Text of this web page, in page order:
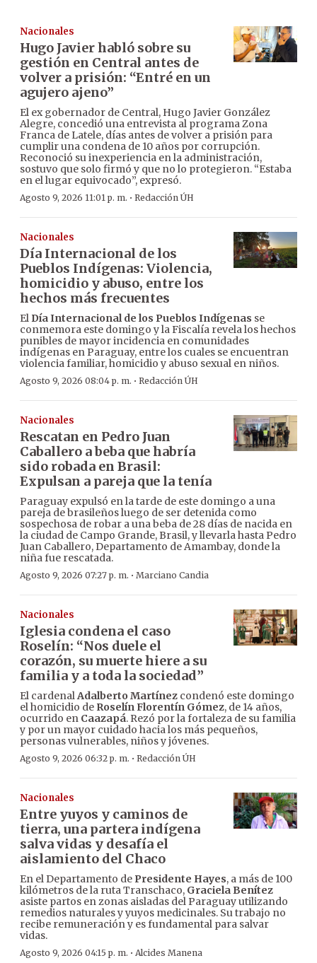
Nacionales
Hugo Javier habló sobre su
gestión en Central antes de
volver a prisión: “Entré en un
agujero ajeno”
El ex gobernador de Central, Hugo Javier González
Alegre, concedió una entrevista al programa Zona
Franca de Latele, días antes de volver a prisión para
cumplir una condena de 10 años por corrupción.
Reconoció su inexperiencia en la administración,
sostuvo que solo firmó y que no lo protegieron. “Estaba
en el lugar equivocado”, expresó.
Agosto 9, 2026 11:01 p. m. · Redacción ÚH
Nacionales
Día Internacional de los
Pueblos Indígenas: Violencia,
homicidio y abuso, entre los
hechos más frecuentes
El Día Internacional de los Pueblos Indígenas se
conmemora este domingo y la Fiscalía revela los hechos
punibles de mayor incidencia en comunidades
indígenas en Paraguay, entre los cuales se encuentran
violencia familiar, homicidio y abuso sexual en niños.
Agosto 9, 2026 08:04 p. m. · Redacción ÚH
Nacionales
Rescatan en Pedro Juan
Caballero a beba que habría
sido robada en Brasil:
Expulsan a pareja que la tenía
Paraguay expulsó en la tarde de este domingo a una
pareja de brasileños luego de ser detenida como
sospechosa de robar a una beba de 28 días de nacida en
la ciudad de Campo Grande, Brasil, y llevarla hasta Pedro
Juan Caballero, Departamento de Amambay, donde la
niña fue rescatada.
Agosto 9, 2026 07:27 p. m. · Marciano Candia
Nacionales
Iglesia condena el caso
Roselín: “Nos duele el
corazón, su muerte hiere a su
familia y a toda la sociedad”
El cardenalAdalberto Martínez condenó este domingo
el homicidio de Roselín Florentín Gómez, de 14 años,
ocurrido en Caazapá. Rezó por la fortaleza de su familia
y por un mayor cuidado hacia los más pequeños,
personas vulnerables, niños y jóvenes.
Agosto 9, 2026 06:32 p. m. · Redacción ÚH
Nacionales
Entre yuyos y caminos de
tierra, una partera indígena
salva vidas y desafía el
aislamiento del Chaco
En el Departamento de Presidente Hayes, a más de 100
kilómetros de la ruta Transchaco, Graciela Benítez
asiste partos en zonas aisladas del Paraguay utilizando
remedios naturales y yuyos medicinales. Su trabajo no
recibe remuneración y es fundamental para salvar
vidas.
Agosto 9, 2026 04:15 p. m. · Alcides Manena